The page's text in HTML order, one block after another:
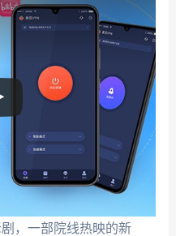
，一部院线热映的新